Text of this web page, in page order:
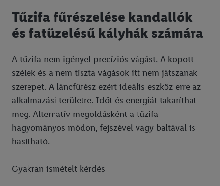
Tűzifa fűrészelése kandallók
és fatüzelésű kályhák számára
A tűzifa nem igényel precíziós vágást. A kopott
szélek és a nem tiszta vágások itt nem játszanak
szerepet. A láncfűrész ezért ideális eszköz erre az
alkalmazási területre. Időt és energiát takaríthat
meg. Alternatív megoldásként a tűzifa
hagyományos módon, fejszével vagy baltával is
hasítható.
Gyakran ismételt kérdés